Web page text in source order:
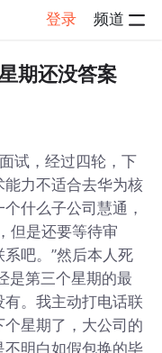
登录 频道
期还没答案
试，经过四轮，下
力不适合去华为核
什么子公司慧通，
但是还要等待审
吧。”然后本人死
是第三个星期的最
。我主动打电话联
星期了，大公司的
明白如假包换的毕